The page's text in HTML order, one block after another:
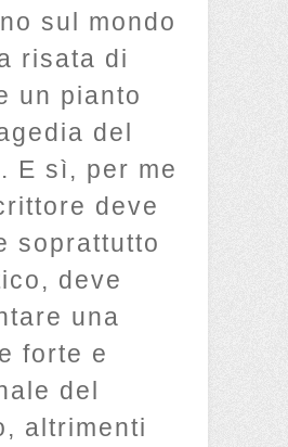
sul mondo
risata di
un pianto
del
E sì, per me
deve
soprattutto
deve
una
forte e
del
altrimenti